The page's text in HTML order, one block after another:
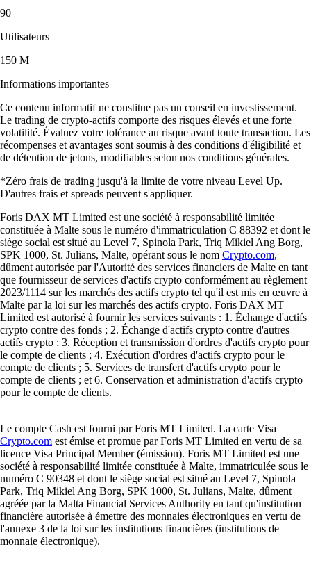
90
Utilisateurs
150 M
Informations importantes
Ce contenu informatif ne constitue pas un conseil en investissement.
Le trading de crypto-actifs comporte des risques élevés et une forte
volatilité. Évaluez votre tolérance au risque avant toute transaction. Les
récompenses et avantages sont soumis à des conditions d'éligibilité et
de détention de jetons, modifiables selon nos conditions générales.
*Zéro frais de trading jusqu'à la limite de votre niveau Level Up.
D'autres frais et spreads peuvent s'appliquer.
Foris DAX MT Limited est une société à responsabilité limitée
constituée à Malte sous le numéro d'immatriculation C 88392 et dont le
siège social est situé au Level 7, Spinola Park, Triq Mikiel Ang Borg,
SPK 1000, St. Julians, Malte, opérant sous le nom Crypto.com,
dûment autorisée par l'Autorité des services financiers de Malte en tant
que fournisseur de services d'actifs crypto conformément au règlement
2023/1114 sur les marchés des actifs crypto tel qu'il est mis en œuvre à
Malte par la loi sur les marchés des actifs crypto. Foris DAX MT
Limited est autorisé à fournir les services suivants : 1. Échange d'actifs
crypto contre des fonds ; 2. Échange d'actifs crypto contre d'autres
actifs crypto ; 3. Réception et transmission d'ordres d'actifs crypto pour
le compte de clients ; 4. Exécution d'ordres d'actifs crypto pour le
compte de clients ; 5. Services de transfert d'actifs crypto pour le
compte de clients ; et 6. Conservation et administration d'actifs crypto
pour le compte de clients.
Le compte Cash est fourni par Foris MT Limited. La carte Visa
Crypto.com est émise et promue par Foris MT Limited en vertu de sa
licence Visa Principal Member (émission). Foris MT Limited est une
société à responsabilité limitée constituée à Malte, immatriculée sous le
numéro C 90348 et dont le siège social est situé au Level 7, Spinola
Park, Triq Mikiel Ang Borg, SPK 1000, St. Julians, Malte, dûment
agréée par la Malta Financial Services Authority en tant qu'institution
financière autorisée à émettre des monnaies électroniques en vertu de
l'annexe 3 de la loi sur les institutions financières (institutions de
monnaie électronique).